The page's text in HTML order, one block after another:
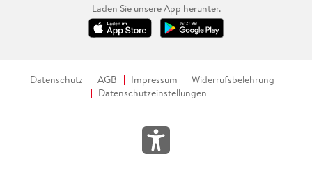
Laden Sie unsere App herunter.
Datenschutz AGB Impressum
Widerrufsbelehrung
Datenschutzeinstellungen